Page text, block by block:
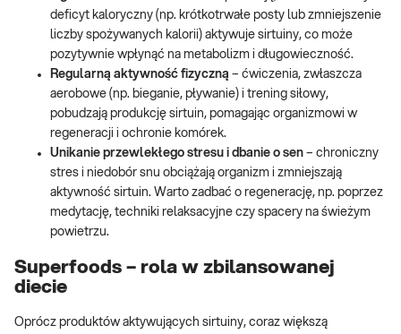
deficyt kaloryczny (np. krótkotrwałe posty lub zmniejszenie
liczby spożywanych kalorii) aktywuje sirtuiny, co może
pozytywnie wpłynąć na metabolizm i długowieczność.
Regularną aktywność fizyczną – ćwiczenia, zwłaszcza
aerobowe (np. bieganie, pływanie) i trening siłowy,
pobudzają produkcję sirtuin, pomagając organizmowi w
regeneracji i ochronie komórek.
Unikanie przewlekłego stresu i dbanie o sen – chroniczny
stres i niedobór snu obciążają organizm i zmniejszają
aktywność sirtuin. Warto zadbać o regenerację, np. poprzez
medytację, techniki relaksacyjne czy spacery na świeżym
powietrzu.
Superfoods – rola w zbilansowanej
diecie
Oprócz produktów aktywujących sirtuiny, coraz większą